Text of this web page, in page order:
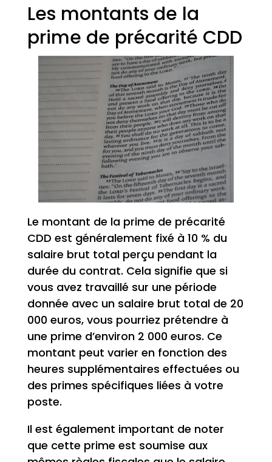
Les montants de la
prime de précarité CDD
Le montant de la prime de précarité
CDD est généralement fixé à 10 % du
salaire brut total perçu pendant la
durée du contrat. Cela signifie que si
vous avez travaillé sur une période
donnée avec un salaire brut total de 20
000 euros, vous pourriez prétendre à
une prime d’environ 2 000 euros. Ce
montant peut varier en fonction des
heures supplémentaires effectuées ou
des primes spécifiques liées à votre
poste.
Il est également important de noter
que cette prime est soumise aux